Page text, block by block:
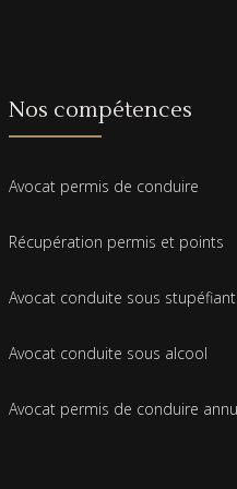
Nos compétences
Avocat permis de conduire
Récupération permis et points
Avocat conduite sous
Avocat conduite sous alcool
Avocat permis de conduire